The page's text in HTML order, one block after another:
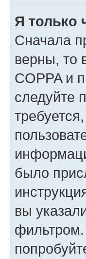
Я только
Сначала
верны, то
COPPA и
следуйте
было
вы